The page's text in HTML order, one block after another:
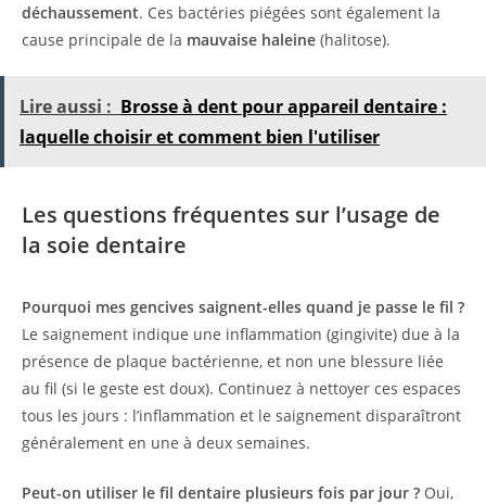
déchaussement. Ces bactéries piégées sont également la
cause principale de la mauvaise haleine (halitose).
Lire aussi : Brosse à dent pour appareil dentaire :
laquelle choisir et comment bien l'utiliser
Les questions fréquentes sur l’usage de
la soie dentaire
Pourquoi mes gencives saignent-elles quand je passe le fil ?
Le saignement indique une inflammation (gingivite) due à la
présence de plaque bactérienne, et non une blessure liée
au fil (si le geste est doux). Continuez à nettoyer ces espaces
tous les jours : l’inflammation et le saignement disparaîtront
généralement en une à deux semaines.
Peut-on utiliser le fil dentaire plusieurs fois par jour ? Oui,